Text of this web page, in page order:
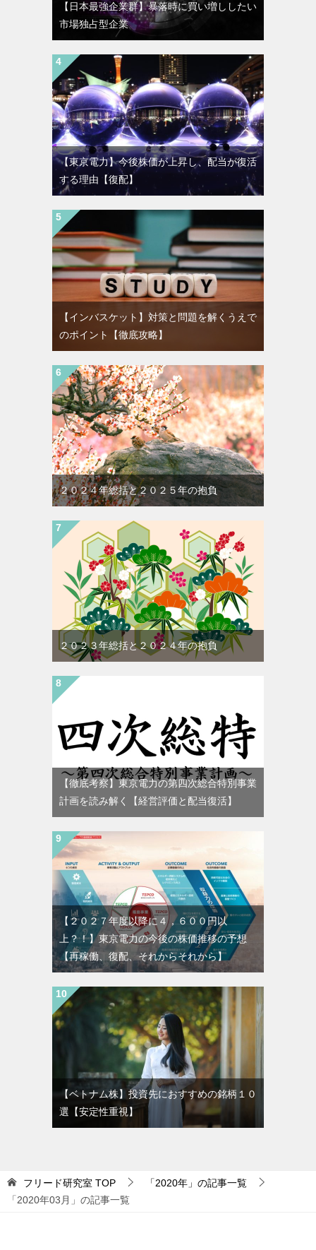
【日本最強企業群】暴落時に買い増ししたい
市場独占型企業
【東京電力】今後株価が上昇し、配当が復活
する理由【復配】
【インバスケット】対策と問題を解くうえで
のポイント【徹底攻略】
２０２４年総括と２０２５年の抱負
２０２３年総括と２０２４年の抱負
【徹底考察】東京電力の第四次総合特別事業
計画を読み解く【経営評価と配当復活】
【２０２７年度以降に４，６００円以
上？！】東京電力の今後の株価推移の予想
【再稼働、復配、それからそれから】
【ベトナム株】投資先におすすめの銘柄１０
選【安定性重視】
フリード研究室 TOP
「2020年」の記事一覧
「2020年03月」の記事一覧